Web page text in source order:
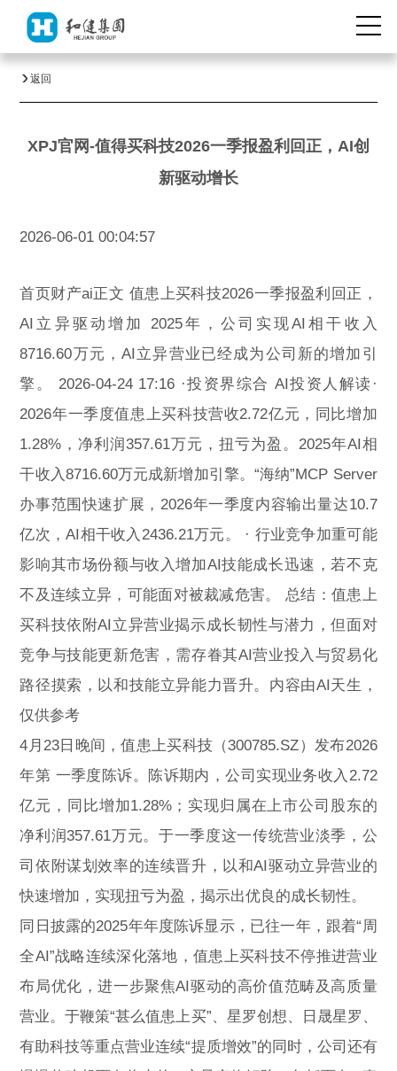
返回
XPJ官网-值得买科技2026一季报盈利回正，AI创
新驱动增长
2026-06-01 00:04:57
首页财产ai正文 值患上买科技2026一季报盈利回正，
AI立异驱动增加 2025年，公司实现AI相干收入
8716.60万元，AI立异营业已经成为公司新的增加引
擎。 2026-04-24 17:16 ·投资界综合 AI投资人解读·
2026年一季度值患上买科技营收2.72亿元，同比增加
1.28%，净利润357.61万元，扭亏为盈。2025年AI相
干收入8716.60万元成新增加引擎。“海纳”MCP Server
办事范围快速扩展，2026年一季度内容输出量达10.7
亿次，AI相干收入2436.21万元。 · 行业竞争加重可能
影响其市场份额与收入增加AI技能成长迅速，若不克
不及连续立异，可能面对被裁减危害。 总结：值患上
买科技依附AI立异营业揭示成长韧性与潜力，但面对
竞争与技能更新危害，需存眷其AI营业投入与贸易化
路径摸索，以和技能立异能力晋升。内容由AI天生，
仅供参考
4月23日晚间，值患上买科技（300785.SZ）发布2026
年第 一季度陈诉。陈诉期内，公司实现业务收入2.72
亿元，同比增加1.28%；实现归属在上市公司股东的
净利润357.61万元。于一季度这一传统营业淡季，公
司依附谋划效率的连续晋升，以和AI驱动立异营业的
快速增加，实现扭亏为盈，揭示出优良的成长韧性。
同日披露的2025年年度陈诉显示，已往一年，跟着“周
全AI”战略连续深化落地，值患上买科技不停推进营业
布局优化，进一步聚焦AI驱动的高价值范畴及高质量
营业。于鞭策“甚么值患上买”、星罗创想、日晟星罗、
有助科技等重点营业连续“提质增效”的同时，公司还有